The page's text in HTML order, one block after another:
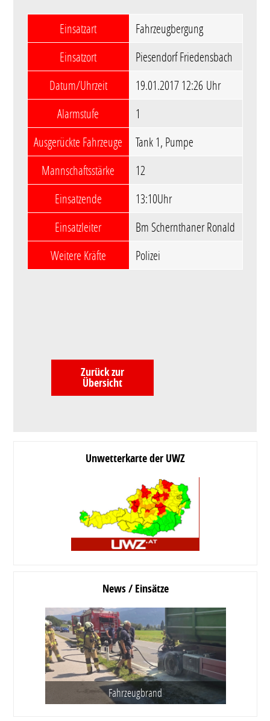
Einsatzart
Fahrzeugbergung
Einsatzort
Piesendorf Friedensbach
Datum/Uhrzeit
19.01.2017 12:26 Uhr
Alarmstufe
1
Ausgerückte Fahrzeuge
Tank 1, Pumpe
Mannschaftsstärke
12
Einsatzende
13:10Uhr
Einsatzleiter
Bm Schernthaner Ronald
Weitere Kräfte
Polizei
Zurück zur
Übersicht
Unwetterkarte der UWZ
News / Einsätze
Fahrzeugbrand